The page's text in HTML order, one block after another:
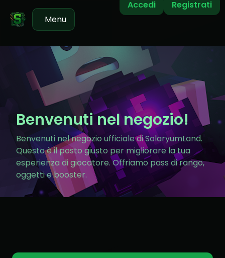
Accedi
Registrati
Menu
Benvenuti nel negozio!
Benvenuti nel negozio ufficiale di SolaryumLand.
Questo è il posto giusto per migliorare la tua
esperienza di giocatore. Offriamo pass di rango,
oggetti e booster.